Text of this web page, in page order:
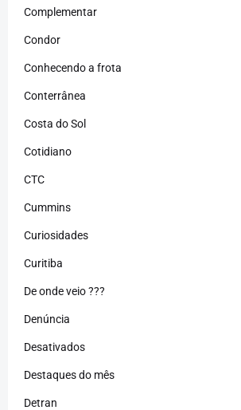
Complementar
Condor
Conhecendo a frota
Conterrânea
Costa do Sol
Cotidiano
CTC
Cummins
Curiosidades
Curitiba
De onde veio ???
Denúncia
Desativados
Destaques do mês
Detran